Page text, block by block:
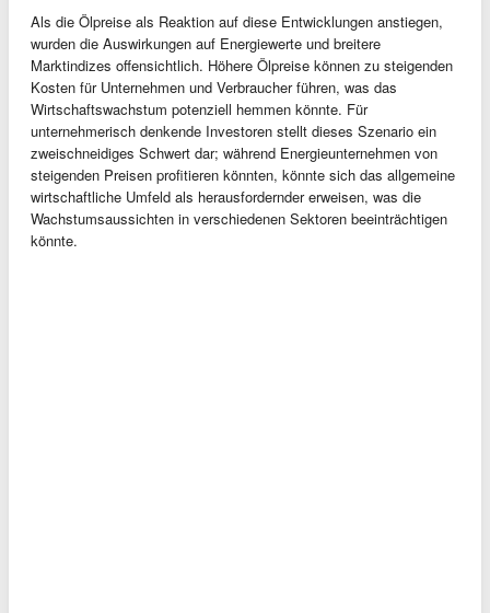
Als die Ölpreise als Reaktion auf diese Entwicklungen anstiegen,
wurden die Auswirkungen auf Energiewerte und breitere
Marktindizes offensichtlich. Höhere Ölpreise können zu steigenden
Kosten für Unternehmen und Verbraucher führen, was das
Wirtschaftswachstum potenziell hemmen könnte. Für
unternehmerisch denkende Investoren stellt dieses Szenario ein
zweischneidiges Schwert dar; während Energieunternehmen von
steigenden Preisen profitieren könnten, könnte sich das allgemeine
wirtschaftliche Umfeld als herausfordernder erweisen, was die
Wachstumsaussichten in verschiedenen Sektoren beeinträchtigen
könnte.